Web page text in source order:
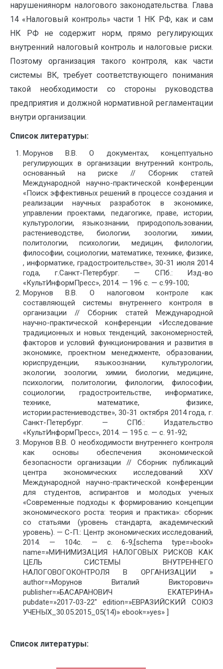
нарушениянорм налогового законодательства. Глава
14 «Налоговый контроль» части 1 НК РФ, как и сам
НК РФ не содержит норм, прямо регулирующих
внутренний налоговый контроль и налоговые риски.
Поэтому организация такого контроля, как части
системы ВК, требует соответствующего понимания
такой необходимости со стороны руководства
предприятия и должной нормативной регламентации
внутри организации.
Список литературы:
Морунов В.В. О документах, концептуально
регулирующих в организации внутренний контроль,
основанный на риске // Сборник статей
Международной научно-практической конференции
«Поиск эффективных решений в процессе создания и
реализации научных разработок в экономике,
управлении проектами, педагогике, праве, истории,
культурологии, языкознании, природопользовании,
растениеводстве, биологии, зоологии, химии,
политологии, психологии, медицин, филологии,
философии, социологии, математике, технике, физике,
, информатике, градостроительстве», 30-31 июля 2014
года, г.Санкт-Петербург. — СПб.: Изд-во
«КультИнформПресс», 2014. — 196 с. — с.99-100;
Морунов В.В. О налоговом контроле как
составляющей системы внутреннего контроля в
организации // Сборник статей Международной
научно-практической конференции «Исследование
традиционных и новых тенденций, закономерностей,
факторов и условий функционирования и развития в
экономике, проектном менеджменте, образовании,
юриспруденции, языкоознании, культурологии,
экологии, зоологии, химии, биологии, медицине,
психологии, политологии, филологии, философии,
социологии, градостроительстве, информатике,
технике, математике, физике,
истории.растениеводстве», 30-31 октября 2014 года, г.
Санкт-Петербург. — СПб.: Издательство
«КультИнформПресс», 2014. — 195 с. — с. 91-92;
Морунов В.В. О необходимости внутреннего контроля
как основы обеспечения экономической
безопасности организации // Сборник публикаций
центра экономических исследований XXV
Международной научно-практической конференции
для студентов, аспирантов и молодых ученых
«Современные подходы к формированию концепции
экономического роста: теория и практика»: сборник
со статьями (уровень стандарта, академический
уровень). — С-П.: Центр экономических исследований,
2014. — 104с. — с. 6-9;[schema type=»book»
name=»МИНИМИЗАЦИЯ НАЛОГОВЫХ РИСКОВ КАК
ЦЕЛЬ СИСТЕМЫ ВНУТРЕННЕГО
НАЛОГОВОГОКОНТРОЛЯ В ОРГАНИЗАЦИИ »
author=»Морунов Виталий Викторович»
publisher=»БАСАРАНОВИЧ ЕКАТЕРИНА»
pubdate=»2017-03-22″ edition=»ЕВРАЗИЙСКИЙ СОЮЗ
УЧЕНЫХ_30.05.2015_05(14)» ebook=»yes» ]
Список литературы: